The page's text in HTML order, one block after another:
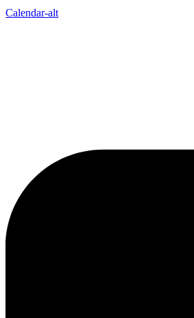
Calendar-alt